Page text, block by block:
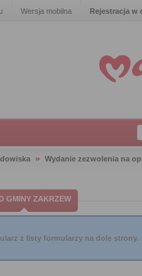
Wersja mobilna Rejestracja w
Wydanie zezwolenia na
GMINY ZAKRZEW
z listy formularzy na dole strony.